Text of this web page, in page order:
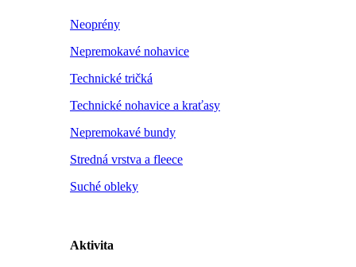
Neoprény
Nepremokavé nohavice
Technické tričká
Technické nohavice a kraťasy
Nepremokavé bundy
Stredná vrstva a fleece
Suché obleky
Aktivita